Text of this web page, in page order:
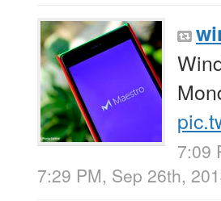
7:09
7:29 PM, Sep 26th,